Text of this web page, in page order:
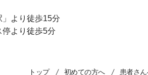
より徒歩15分
より徒歩5分
トップ 初めての方へ
患者さ